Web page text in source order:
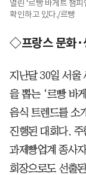
열린 ‘르빵 바게트 챔
확인하고 있다./르빵
◇프랑스 문화·
지난달 30일 서울
을 뽑는 ‘르빵 바
음식 트렌드를 소
진행된 대회다. 주
과제빵업계 종사
회장으로도 선출